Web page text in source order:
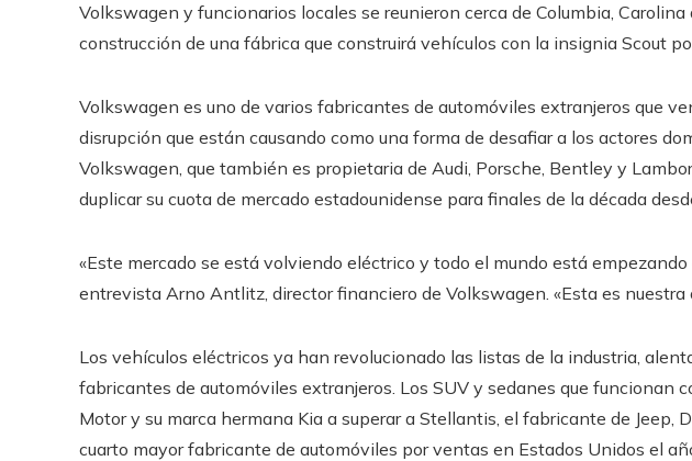
Volkswagen y funcionarios locales se reunieron cerca de Columbia, Carolina
construcción de una fábrica que construirá vehículos con la insignia Scout
Volkswagen es uno de varios fabricantes de automóviles extranjeros que
disrupción que están causando como una forma de desafiar a los actores
Volkswagen, que también es propietaria de Audi, Porsche, Bentley y
duplicar su cuota de mercado estadounidense para finales de la década
«Este mercado se está volviendo eléctrico y todo el mundo está empezando
entrevista Arno Antlitz, director financiero de Volkswagen. «Esta es nuestra
Los vehículos eléctricos ya han revolucionado las listas de la industria,
fabricantes de automóviles extranjeros. Los SUV y sedanes que funcionan
Motor y su marca hermana Kia a superar a Stellantis, el fabricante de Jeep,
cuarto mayor fabricante de automóviles por ventas en Estados Unidos el